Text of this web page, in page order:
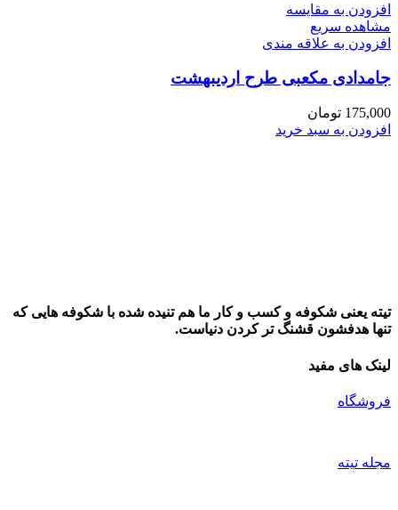
افزودن به مقایسه
مشاهده سریع
افزودن به علاقه مندی
جامدادی مکعبی طرح اردیبهشت
175,000 تومان
افزودن به سبد خرید
تیته یعنی شکوفه و کسب و کار ما هم تنیده شده با شکوفه هایی که
تنها هدفشون قشنگ تر کردن دنیاست.
لینک های مفید
فروشگاه
مجله تیته